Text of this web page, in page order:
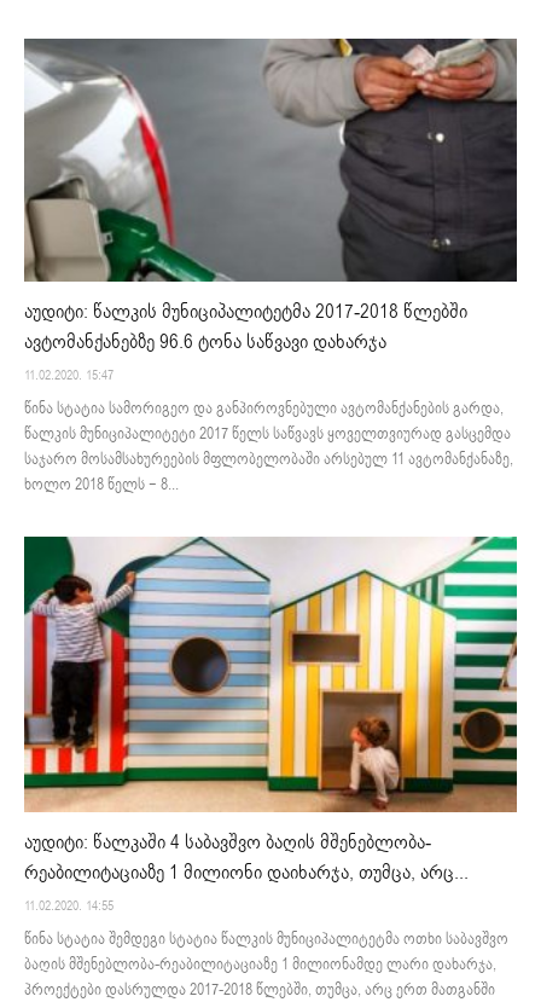
აუდიტი: წალკის მუნიციპალიტეტმა 2017-2018 წლებში
ავტომანქანებზე 96.6 ტონა საწვავი დახარჯა
11.02.2020. 15:47
წინა სტატია სამორიგეო და განპიროვნებული ავტომანქანების გარდა,
წალკის მუნიციპალიტეტი 2017 წელს საწვავს ყოველთვიურად გასცემდა
საჯარო მოსამსახურეების მფლობელობაში არსებულ 11 ავტომანქანაზე,
ხოლო 2018 წელს − 8...
აუდიტი: წალკაში 4 საბავშვო ბაღის მშენებლობა-
რეაბილიტაციაზე 1 მილიონი დაიხარჯა, თუმცა, არც...
11.02.2020. 14:55
წინა სტატია შემდეგი სტატია წალკის მუნიციპალიტეტმა ოთხი საბავშვო
ბაღის მშენებლობა-რეაბილიტაციაზე 1 მილიონამდე ლარი დახარჯა,
პროექტები დასრულდა 2017-2018 წლებში, თუმცა, არც ერთ მათგანში